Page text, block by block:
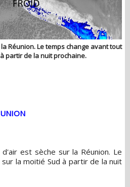
Réunion. Le temps change avant tout
partir de la nuit prochaine.
est sèche sur la Réunion. Le
la moitié Sud à partir de la nuit